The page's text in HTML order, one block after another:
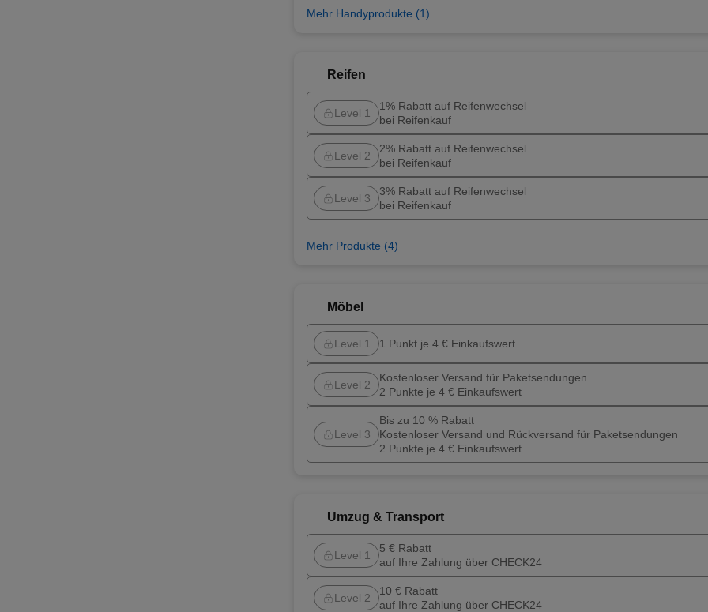
Mehr Handyprodukte (1)
Reifen
Level 1
1% Rabatt auf Reifenwechsel
bei Reifenkauf
Level 2
2% Rabatt auf Reifenwechsel
bei Reifenkauf
Level 3
3% Rabatt auf Reifenwechsel
bei Reifenkauf
Mehr Produkte (4)
Möbel
Level 1 1 Punkt je 4 € Einkaufswert
Level 2
Kostenloser Versand für Paketsendungen
2 Punkte je 4 € Einkaufswert
Level 3
Bis zu 10 % Rabatt
Kostenloser Versand und Rückversand für Paketsendungen
2 Punkte je 4 € Einkaufswert
Umzug & Transport
Level 1
5 € Rabatt
auf Ihre Zahlung über CHECK24
Level 2
10 € Rabatt
auf Ihre Zahlung über CHECK24